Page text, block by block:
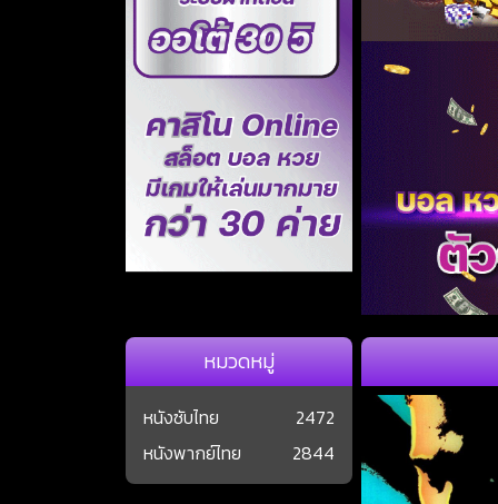
หมวดหมู่
หนังซับไทย
2472
หนังพากย์ไทย
2844